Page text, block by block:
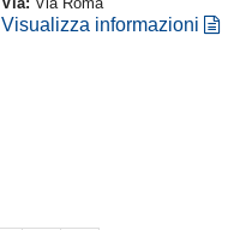
Visualizza informazioni